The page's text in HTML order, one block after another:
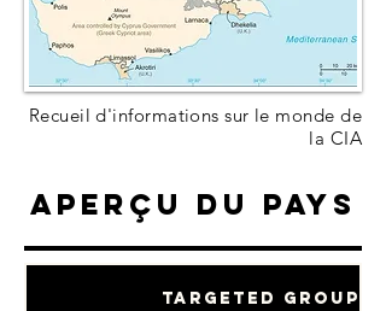
Recueil d'informations sur le monde de
la CIA
Aperçu du pays
Targeted Groups